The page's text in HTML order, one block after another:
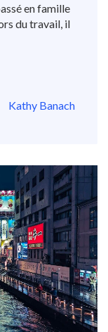
en famille
du travail, il
Kathy Banach